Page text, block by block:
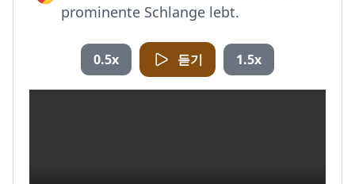
prominente Schlange lebt.
0.5x 듣기 1.5x